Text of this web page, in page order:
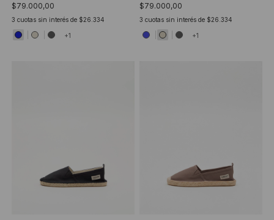
$79.000,00
3 cuotas sin interés de $26.334
+1
$79.000,00
3 cuotas sin interés de $26.334
+1